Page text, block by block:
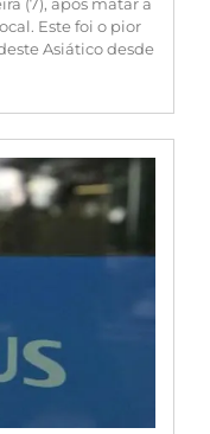
Este foi o pior
Asiático desde